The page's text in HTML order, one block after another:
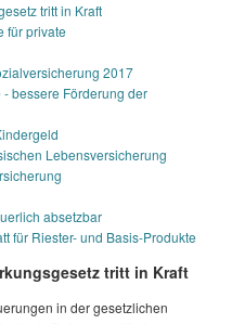
tritt in Kraft
für private
2017
bessere Förderung der
Lebensversicherung
absetzbar
für Riester- und Basis-Produkte
tritt in Kraft
in der gesetzlichen